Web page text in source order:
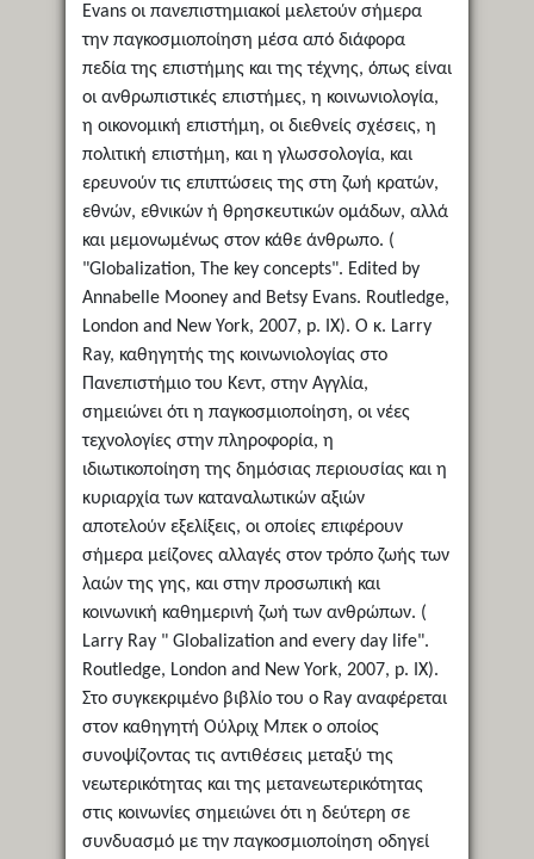
Evans οι πανεπιστημιακοί μελετούν σήμερα
την παγκοσμιοποίηση μέσα από διάφορα
πεδία της επιστήμης και της τέχνης, όπως είναι
οι ανθρωπιστικές επιστήμες, η κοινωνιολογία,
η οικονομική επιστήμη, οι διεθνείς σχέσεις, η
πολιτική επιστήμη, και η γλωσσολογία, και
ερευνούν τις επιπτώσεις της στη ζωή κρατών,
εθνών, εθνικών ή θρησκευτικών ομάδων, αλλά
και μεμονωμένως στον κάθε άνθρωπο. (
"Globalization, The key concepts". Edited by
Annabelle Mooney and Betsy Evans. Routledge,
London and New York, 2007, p. IX). Ο κ. Larry
Ray, καθηγητής της κοινωνιολογίας στο
Πανεπιστήμιο του Κεντ, στην Αγγλία,
σημειώνει ότι η παγκοσμιοποίηση, οι νέες
τεχνολογίες στην πληροφορία, η
ιδιωτικοποίηση της δημόσιας περιουσίας και η
κυριαρχία των καταναλωτικών αξιών
αποτελούν εξελίξεις, οι οποίες επιφέρουν
σήμερα μείζονες αλλαγές στον τρόπο ζωής των
λαών της γης, και στην προσωπική και
κοινωνική καθημερινή ζωή των ανθρώπων. (
Larry Ray " Globalization and every day life".
Routledge, London and New York, 2007, p. IX).
Στο συγκεκριμένο βιβλίο του ο Ray αναφέρεται
στον καθηγητή Ούλριχ Μπεκ ο οποίος
συνοψίζοντας τις αντιθέσεις μεταξύ της
νεωτερικότητας και της μετανεωτερικότητας
στις κοινωνίες σημειώνει ότι η δεύτερη σε
συνδυασμό με την παγκοσμιοποίηση οδηγεί